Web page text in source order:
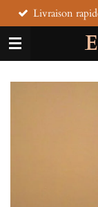
Passer
au
contenu
principal
Livraison